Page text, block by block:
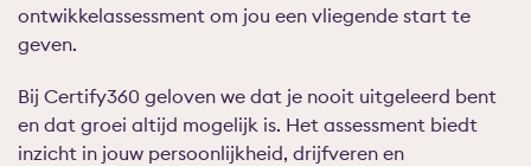
ontwikkelassessment om jou een vliegende start te
geven.
Bij Certify360 geloven we dat je nooit uitgeleerd bent
en dat groei altijd mogelijk is. Het assessment biedt
inzicht in jouw persoonlijkheid, drijfveren en